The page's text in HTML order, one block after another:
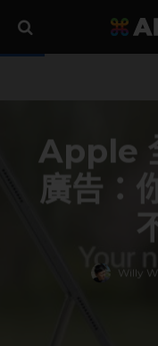
Apple
廣告：
Willy